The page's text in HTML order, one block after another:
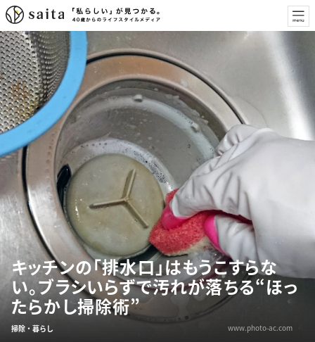
キッチンの「排水口」はもうこすらな
い。ブラシいらずで汚れが落ちる“ほっ
たらかし掃除術”
掃除・暮らし www.photo-ac.com